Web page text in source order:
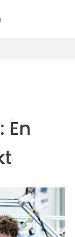
En